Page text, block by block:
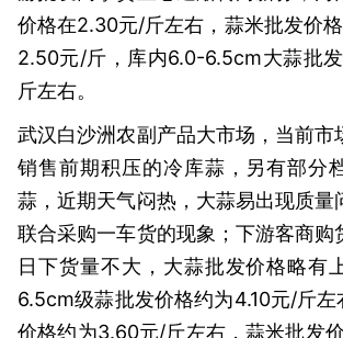
价格在2.30元/斤左右，蒜米批发价
2.50元/斤，库内6.0-6.5cm大蒜批
斤左右。
武汉白沙洲农副产品大市场，当前市
销售前期积压的冷库蒜，另有部分
蒜，近期天气闷热，大蒜易出现质量
联合采购一车货的现象；下游客商购
日下货量不大，大蒜批发价格略有
6.5cm级蒜批发价格约为4.10元/斤
价格约为3.60元/斤左右，蒜米批发